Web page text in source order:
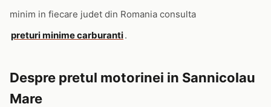
minim in fiecare judet din Romania consulta
preturi minime carburanti.
Despre pretul motorinei in Sannicolau
Mare